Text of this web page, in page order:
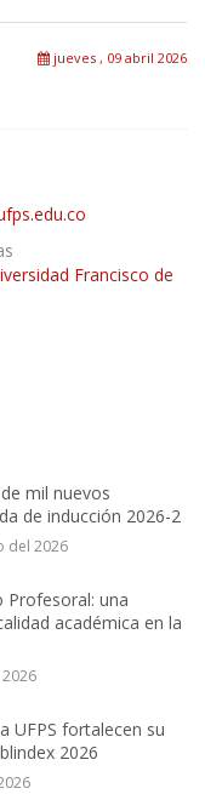
jueves , 09 abril 2026
Francisco de
mil nuevos
de inducción 2026-2
del 2026
Profesoral: una
académica en la
UFPS fortalecen su
2026